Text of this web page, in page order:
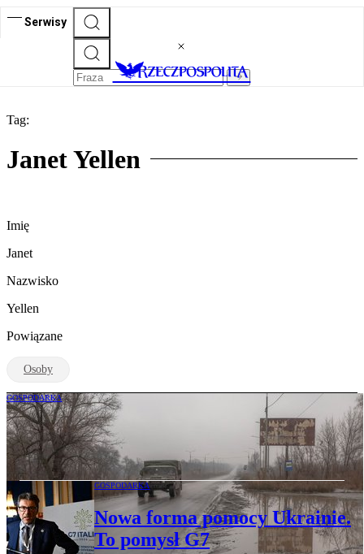
Serwisy
Tag:
Janet Yellen
Imię
Janet
Nazwisko
Yellen
Powiązane
Osoby
GOSPODARKA
Amerykański kredyt 20 mld dol. dla
Ukrainy spłaci Putin
GOSPODARKA
Nowa forma pomocy Ukrainie.
To pomysł G7